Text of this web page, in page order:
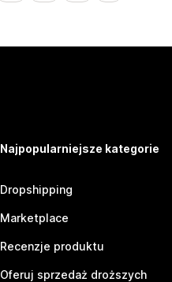
Najpopularniejsze kategorie
Dropshipping
Marketplace
Recenzje produktu
Oferuj sprzedaż droższych